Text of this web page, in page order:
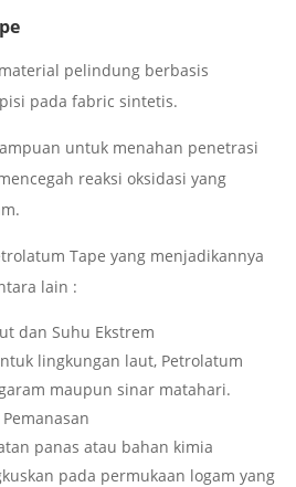
pelindung berbasis
pada fabric sintetis.
untuk menahan penetrasi
reaksi oksidasi yang
Tape yang menjadikannya
lain :
dan Suhu Ekstrem
lingkungan laut, Petrolatum
maupun sinar matahari.
panas atau bahan kimia
pada permukaan logam yang